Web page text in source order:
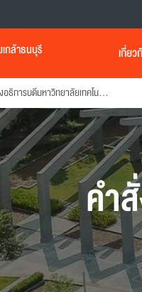
กล้าธนบุรี เกี่ยว
แต่งตั้งรองอธิการบดีมหาวิทยาลัยเทคโนโลยีพระจอมเกล้าธนบุรี
คำ